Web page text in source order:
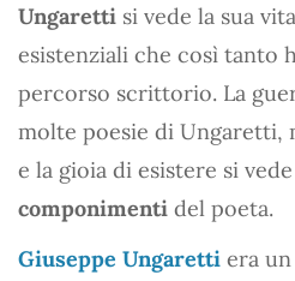
Ungaretti si vede la sua
esistenziali che così tanto
percorso scrittorio. La
molte poesie di Ungaretti,
e la gioia di esistere si
componimenti del poeta.
Giuseppe Ungaretti era un